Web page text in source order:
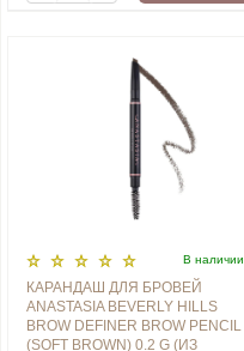
В наличии
КАРАНДАШ ДЛЯ БРОВЕЙ
ANASTASIA BEVERLY HILLS
BROW DEFINER BROW PENCIL
(SOFT BROWN) 0.2 G (ИЗ